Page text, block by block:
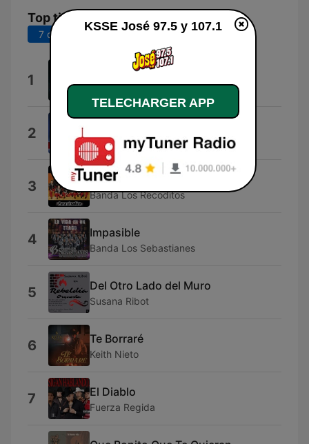
Top titres
7 derniers jours 30 derniers jours
1 Aunque Me Duela
Banda Coyula
2 El Coyote y Su Banda Tierra Santa
3 En Resumen
Banda Los Recoditos
4 Impasible
Banda Los Sebastianes
5 Del Otro Lado del Muro
Susana Ribot
6 Te Borraré
Keith Nieto
7 El Diablo
Fuerza Regida
KSSE José 97.5 y 107.1
TELECHARGER APP